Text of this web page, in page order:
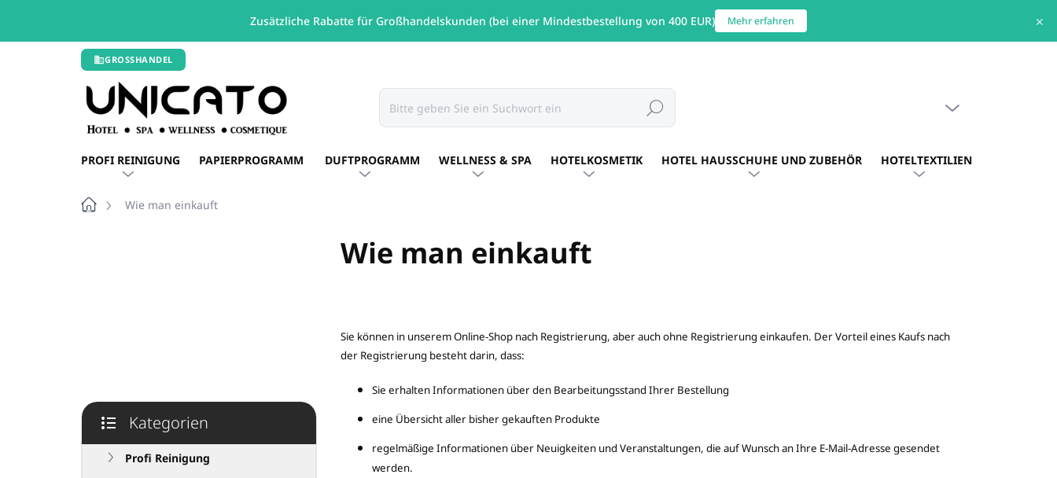
Zusätzliche Rabatte für Großhandelskunden (bei einer Mindestbestellung von 400 EUR) Mehr erfahren
✕
Zum
GROSSHANDEL
Suchen
PROFI REINIGUNG PAPIERPROGRAMM DUFTPROGRAMM WELLNESS & SPA HOTELKOSMETIK HOTEL HAUSSCHUHE UND ZUBEHÖR HOTELTEXTILIEN
StartseiteWie man einkauft
s
t
Kategorien
überspringen
Kategorien
Profi Reinigung
Wie man einkauft
Sie können in unserem Online-Shop nach Registrierung, aber auch ohne Registrierung einkaufen. Der Vorteil eines Kaufs nach
der Registrierung besteht darin, dass:
Sie erhalten Informationen über den Bearbeitungsstand Ihrer Bestellung
eine Übersicht aller bisher gekauften Produkte
regelmäßige Informationen über Neuigkeiten und Veranstaltungen, die auf Wunsch an Ihre E-Mail-Adresse gesendet
werden.